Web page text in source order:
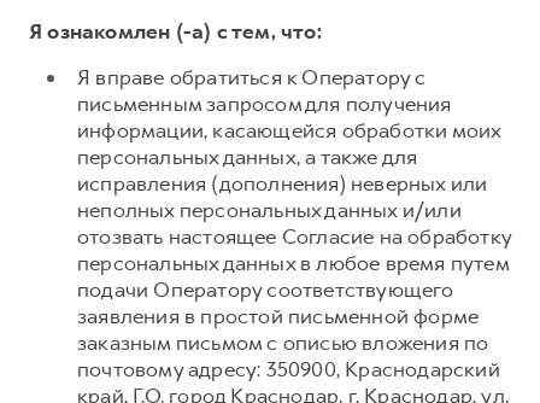
Я ознакомлен (-а) с тем, что:
Я вправе обратиться к Оператору с
письменным запросом для получения
информации, касающейся обработки моих
персональных данных, а также для
исправления (дополнения) неверных или
неполных персональных данных и/или
отозвать настоящее Согласие на обработку
персональных данных в любое время путем
подачи Оператору соответствующего
заявления в простой письменной форме
заказным письмом с описью вложения по
почтовому адресу: 350900, Краснодарский
край, Г.О. город Краснодар, г. Краснодар, ул.